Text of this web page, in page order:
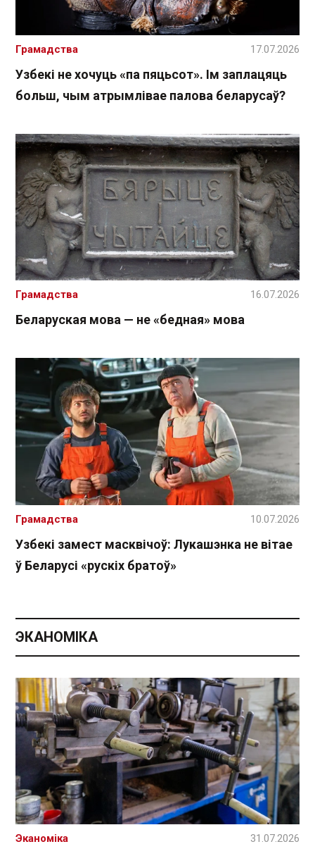
Узбекі не хочуць «па пяцьсот». Ім заплацяць
больш, чым атрымлівае палова беларусаў?
Грамадства 17.07.2026
Беларуская мова — не «бедная» мова
Грамадства 16.07.2026
Узбекі замест масквічоў: Лукашэнка не вітае
ў Беларусі «рускіх братоў»
Грамадства 10.07.2026
ЭКАНОМІКА
Эканоміка 31.07.2026